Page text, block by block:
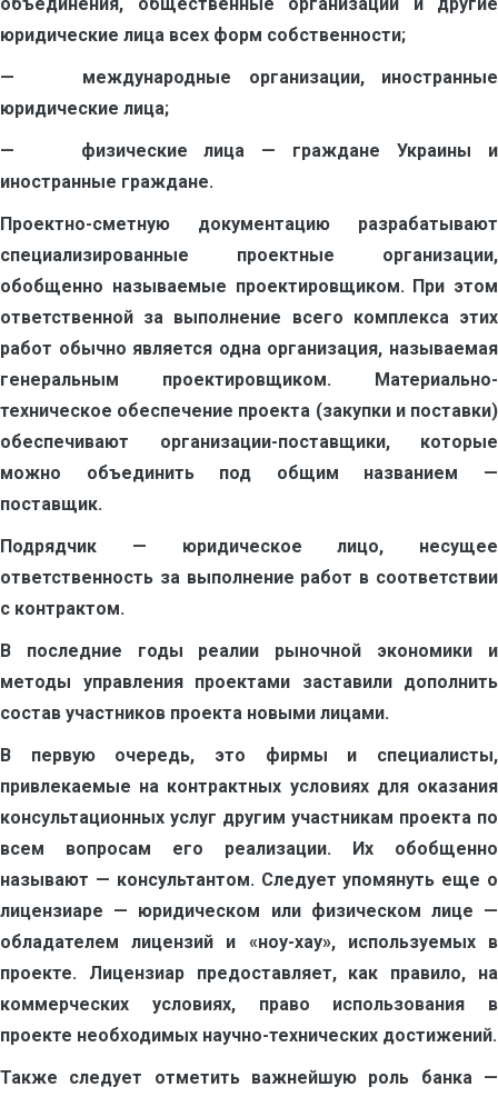
юридические лица всех форм собственности;
— международные организации, иностранные
юридические лица;
— физические лица — граждане Украины и
иностранные граждане.
Проектно-сметную документацию разрабатывают
специализированные проектные организации,
обобщенно называемые проектировщиком. При этом
ответственной за выполнение всего комплекса этих
работ обычно является одна организация, называемая
генеральным проектировщиком. Материально-
техническое обеспечение проекта (закупки и поставки)
обеспечивают организации-поставщики, которые
можно объединить под общим названием —
поставщик.
Подрядчик — юридическое лицо, несущее
ответственность за выполнение работ в соответствии
с контрактом.
В последние годы реалии рыночной экономики и
методы управления проектами заставили дополнить
состав участников проекта новыми лицами.
В первую очередь, это фирмы и специалисты,
привлекаемые на контрактных условиях для оказания
консультационных услуг другим участникам проекта по
всем вопросам его реализации. Их обобщенно
называют — консультантом. Следует упомянуть еще о
лицензиаре — юридическом или физическом лице —
обладателем лицензий и «ноу-хау», используемых в
проекте. Лицензиар предоставляет, как правило, на
коммерческих условиях, право использования в
проекте необходимых научно-технических достижений.
Также следует отметить важнейшую роль банка —